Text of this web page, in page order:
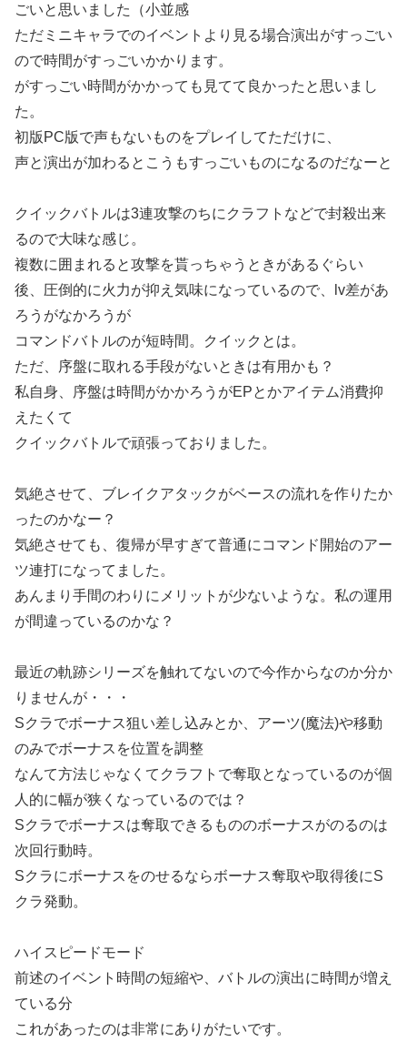
ごいと思いました（小並感
ただミニキャラでのイベントより見る場合演出がすっごい
ので時間がすっごいかかります。
がすっごい時間がかかっても見てて良かったと思いまし
た。
初版PC版で声もないものをプレイしてただけに、
声と演出が加わるとこうもすっごいものになるのだなーと
クイックバトルは3連攻撃のちにクラフトなどで封殺出来
るので大味な感じ。
複数に囲まれると攻撃を貰っちゃうときがあるぐらい
後、圧倒的に火力が抑え気味になっているので、lv差があ
ろうがなかろうが
コマンドバトルのが短時間。クイックとは。
ただ、序盤に取れる手段がないときは有用かも？
私自身、序盤は時間がかかろうがEPとかアイテム消費抑
えたくて
クイックバトルで頑張っておりました。
気絶させて、ブレイクアタックがベースの流れを作りたか
ったのかなー？
気絶させても、復帰が早すぎて普通にコマンド開始のアー
ツ連打になってました。
あんまり手間のわりにメリットが少ないような。私の運用
が間違っているのかな？
最近の軌跡シリーズを触れてないので今作からなのか分か
りませんが・・・
Sクラでボーナス狙い差し込みとか、アーツ(魔法)や移動
のみでボーナスを位置を調整
なんて方法じゃなくてクラフトで奪取となっているのが個
人的に幅が狭くなっているのでは？
Sクラでボーナスは奪取できるもののボーナスがのるのは
次回行動時。
Sクラにボーナスをのせるならボーナス奪取や取得後にS
クラ発動。
ハイスピードモード
前述のイベント時間の短縮や、バトルの演出に時間が増え
ている分
これがあったのは非常にありがたいです。